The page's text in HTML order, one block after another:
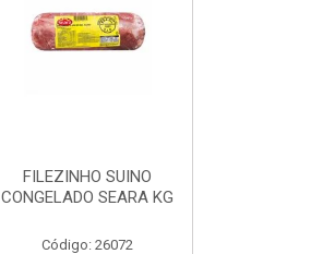
FILEZINHO SUINO
CONGELADO SEARA KG
Código: 26072